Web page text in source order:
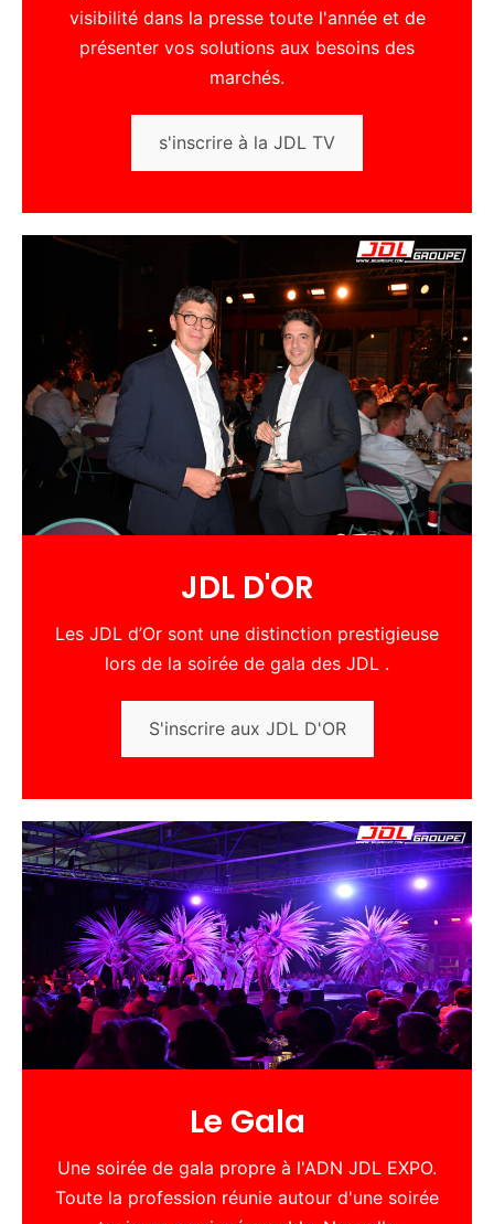
visibilité dans la presse toute l'année et de
présenter vos solutions aux besoins des
marchés.
s'inscrire à la JDL TV
JDL D'OR
Les JDL d’Or sont une distinction prestigieuse
lors de la soirée de gala des JDL .
S'inscrire aux JDL D'OR
Le Gala
Une soirée de gala propre à l'ADN JDL EXPO.
Toute la profession réunie autour d'une soirée